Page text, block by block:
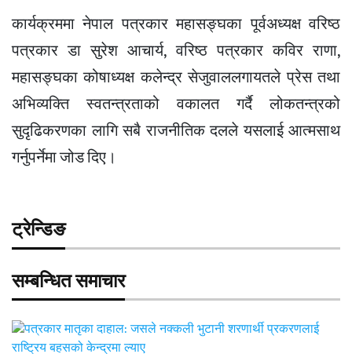
कार्यक्रममा नेपाल पत्रकार महासङ्घका पूर्वअध्यक्ष वरिष्ठ
पत्रकार डा सुरेश आचार्य, वरिष्ठ पत्रकार कविर राणा,
महासङ्घका कोषाध्यक्ष कलेन्द्र सेजुवाललगायतले प्रेस तथा
अभिव्यक्ति स्वतन्त्रताको वकालत गर्दै लोकतन्त्रको
सुदृढिकरणका लागि सबै राजनीतिक दलले यसलाई आत्मसाथ
गर्नुपर्नेमा जोड दिए।
ट्रेन्डिङ
सम्बन्धित समाचार